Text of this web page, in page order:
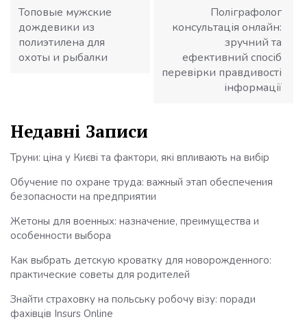
Топовые мужские
дождевики из
полиэтилена для
охоты и рыбалки
Поліграфолог
консультація онлайн:
зручний та
ефективний спосіб
перевірки правдивості
інформації
Недавні Записи
Труни: ціна у Києві та фактори, які впливають на вибір
Обучение по охране труда: важный этап обеспечения
безопасности на предприятии
Жетоны для военных: назначение, преимущества и
особенности выбора
Как выбрать детскую кроватку для новорожденного:
практические советы для родителей
Знайти страховку на польську робочу візу: поради
фахівців Insurs Online